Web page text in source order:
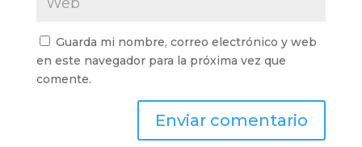
Guarda mi nombre, correo electrónico y web
en este navegador para la próxima vez que
comente.